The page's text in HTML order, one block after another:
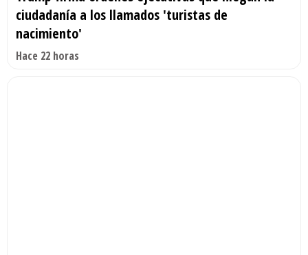
ciudadanía a los llamados 'turistas de
nacimiento'
Hace 22 horas